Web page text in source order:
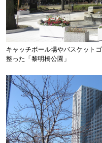
キャッチボール場やバスケット
整った「黎明橋公園」